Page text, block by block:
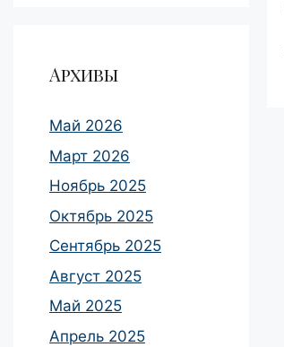
Архивы
Май 2026
Март 2026
Ноябрь 2025
Октябрь 2025
Сентябрь 2025
Август 2025
Май 2025
Апрель 2025